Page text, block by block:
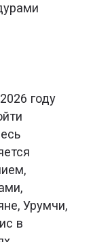
году
Урумчи,
в